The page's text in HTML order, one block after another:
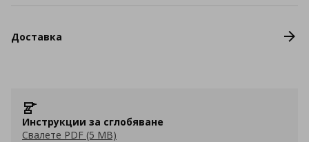
Доставка
Инструкции за сглобяване
Свалете PDF (5 MB)